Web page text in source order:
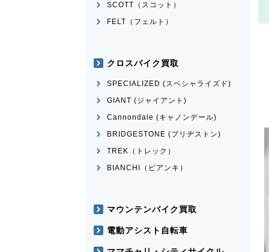
SCOTT（スコット）
FELT（フェルト）
クロスバイク買取
SPECIALIZED (スペシャライズド)
GIANT (ジャイアント)
Cannondale (キャノンデール)
BRIDGESTONE (ブリヂストン)
TREK（トレック）
BIANCHI（ビアンキ）
マウンテンバイク買取
電動アシスト自転車